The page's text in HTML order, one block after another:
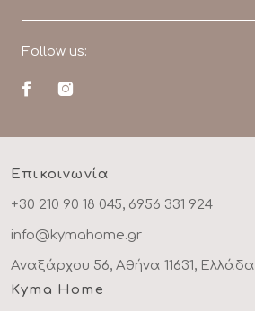
Follow us:
Επικοινωνία
+30 210 90 18 045, 6956 331 924
info@kymahome.gr
Αναξάρχου 56, Αθήνα 11631, Ελλάδα
Kyma Home